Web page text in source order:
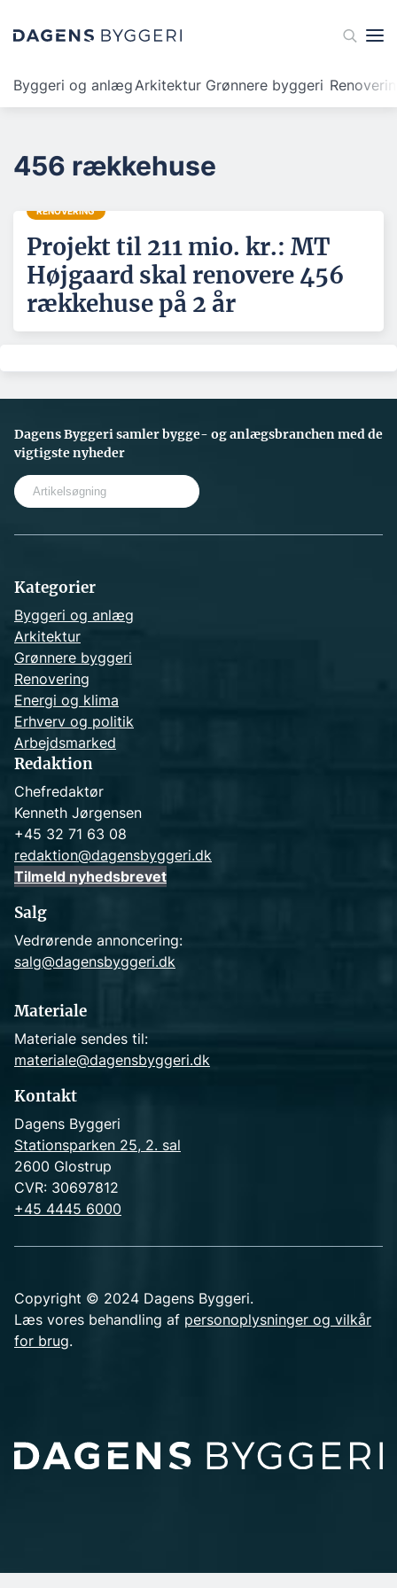
Byggeri og anlægArkitektur Grønnere byggeri
456 rækkehuse
RENOVERING
Projekt til 211 mio. kr.: MT
Højgaard skal renovere 456
rækkehuse på 2 år
Dagens Byggeri samler bygge- og anlægsbranchen med de
vigtigste nyheder
Kategorier
Byggeri og anlæg
Arkitektur
Grønnere byggeri
Renovering
Energi og klima
Erhverv og politik
Arbejdsmarked
Redaktion
Chefredaktør
Kenneth Jørgensen
+45 32 71 63 08
redaktion@dagensbyggeri.dk
Tilmeld nyhedsbrevet
Salg
Vedrørende annoncering:
salg@dagensbyggeri.dk
Materiale
Materiale sendes til:
materiale@dagensbyggeri.dk
Kontakt
Dagens Byggeri
Stationsparken 25, 2. sal
2600 Glostrup
CVR: 30697812
+45 4445 6000
Copyright © 2024 Dagens Byggeri.
Læs vores behandling af personoplysninger og vilkår
for brug.